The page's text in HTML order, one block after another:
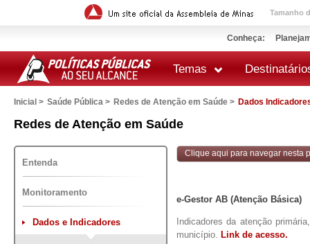
Tamanho
Conheça:
Temas
Inicial > Saúde Pública > Redes de Atenção em Saúde > Dados
Redes de Atenção em Saúde
impressão
Entenda
Monitoramento
Dados e Indicadores
Clique aqui para navegar nesta
e-Gestor AB (Atenção Básica)
Indicadores da atenção
município. Link de acesso.